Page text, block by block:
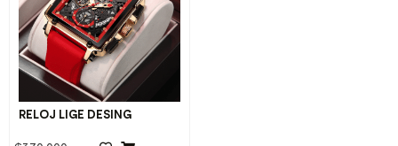
RELOJ LIGE DESING